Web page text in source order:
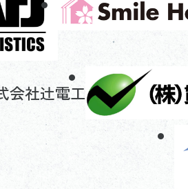
会社辻電工